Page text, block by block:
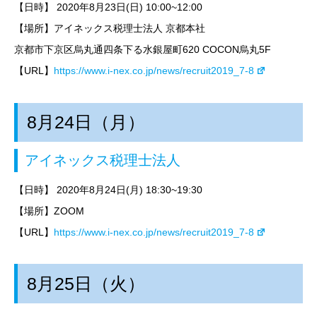
【日時】
2020年8月23日(日) 10:00~12:00
【場所】アイネックス税理士法人 京都本社
京都市下京区烏丸通四条下る水銀屋町620 COCON烏丸5F
【URL】 https://www.i-nex.co.jp/news/recruit2019_7-8
8月24日（月）
アイネックス税理士法人
【日時】
2020年8月24日(月) 18:30~19:30
【場所】 ZOOM
【URL】 https://www.i-nex.co.jp/news/recruit2019_7-8
8月25日（火）